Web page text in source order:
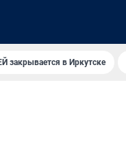
закрывается в Иркутске